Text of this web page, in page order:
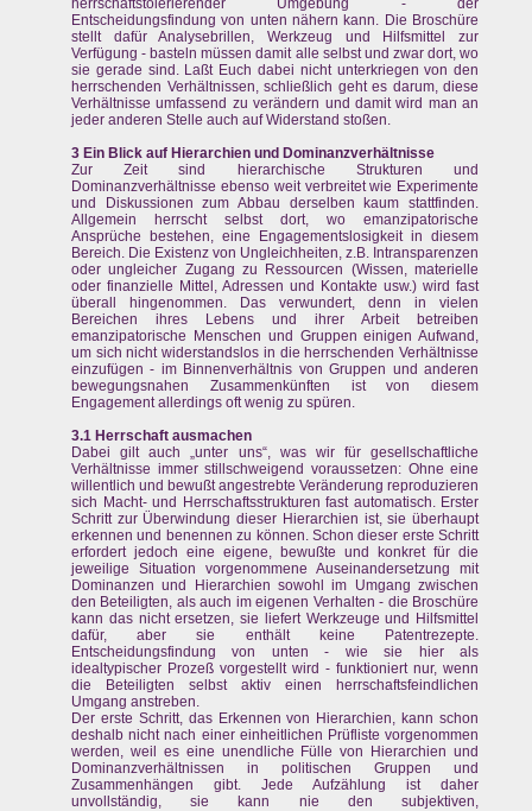
herrschaftstolerierender Umgebung - der
Entscheidungsfindung von unten nähern kann. Die Broschüre
stellt dafür Analysebrillen, Werkzeug und Hilfsmittel zur
Verfügung - basteln müssen damit alle selbst und zwar dort, wo
sie gerade sind. Laßt Euch dabei nicht unterkriegen von den
herrschenden Verhältnissen, schließlich geht es darum, diese
Verhältnisse umfassend zu verändern und damit wird man an
jeder anderen Stelle auch auf Widerstand stoßen.
3 Ein Blick auf Hierarchien und Dominanzverhältnisse
Zur Zeit sind hierarchische Strukturen und
Dominanzverhältnisse ebenso weit verbreitet wie Experimente
und Diskussionen zum Abbau derselben kaum stattfinden.
Allgemein herrscht selbst dort, wo emanzipatorische
Ansprüche bestehen, eine Engagementslosigkeit in diesem
Bereich. Die Existenz von Ungleichheiten, z.B. Intransparenzen
oder ungleicher Zugang zu Ressourcen (Wissen, materielle
oder finanzielle Mittel, Adressen und Kontakte usw.) wird fast
überall hingenommen. Das verwundert, denn in vielen
Bereichen ihres Lebens und ihrer Arbeit betreiben
emanzipatorische Menschen und Gruppen einigen Aufwand,
um sich nicht widerstandslos in die herrschenden Verhältnisse
einzufügen - im Binnenverhältnis von Gruppen und anderen
bewegungsnahen Zusammenkünften ist von diesem
Engagement allerdings oft wenig zu spüren.
3.1 Herrschaft ausmachen
Dabei gilt auch „unter uns“, was wir für gesellschaftliche
Verhältnisse immer stillschweigend voraussetzen: Ohne eine
willentlich und bewußt angestrebte Veränderung reproduzieren
sich Macht- und Herrschaftsstrukturen fast automatisch. Erster
Schritt zur Überwindung dieser Hierarchien ist, sie überhaupt
erkennen und benennen zu können. Schon dieser erste Schritt
erfordert jedoch eine eigene, bewußte und konkret für die
jeweilige Situation vorgenommene Auseinandersetzung mit
Dominanzen und Hierarchien sowohl im Umgang zwischen
den Beteiligten, als auch im eigenen Verhalten - die Broschüre
kann das nicht ersetzen, sie liefert Werkzeuge und Hilfsmittel
dafür, aber sie enthält keine Patentrezepte.
Entscheidungsfindung von unten - wie sie hier als
idealtypischer Prozeß vorgestellt wird - funktioniert nur, wenn
die Beteiligten selbst aktiv einen herrschaftsfeindlichen
Umgang anstreben.
Der erste Schritt, das Erkennen von Hierarchien, kann schon
deshalb nicht nach einer einheitlichen Prüfliste vorgenommen
werden, weil es eine unendliche Fülle von Hierarchien und
Dominanzverhältnissen in politischen Gruppen und
Zusammenhängen gibt. Jede Aufzählung ist daher
unvollständig, sie kann nie den subjektiven,